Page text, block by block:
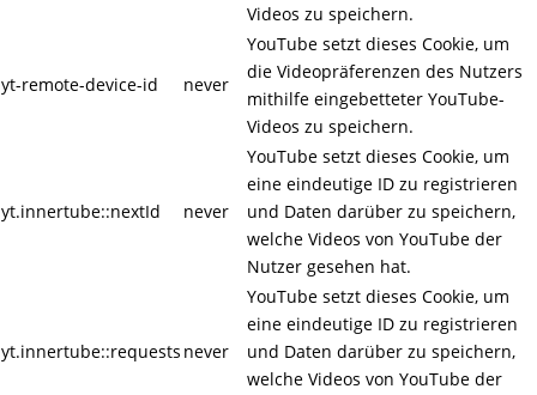
Videos zu speichern.
yt-remote-device-id never
YouTube setzt dieses Cookie, um
die Videopräferenzen des Nutzers
mithilfe eingebetteter YouTube-
Videos zu speichern.
yt.innertube::nextId never
YouTube setzt dieses Cookie, um
eine eindeutige ID zu registrieren
und Daten darüber zu speichern,
welche Videos von YouTube der
Nutzer gesehen hat.
yt.innertube::requests never
YouTube setzt dieses Cookie, um
eine eindeutige ID zu registrieren
und Daten darüber zu speichern,
welche Videos von YouTube der